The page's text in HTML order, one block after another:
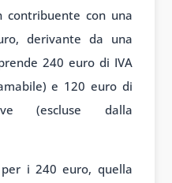
contribuente con una
derivante da una
240 euro di IVA
e 120 euro di
(escluse dalla
i 240 euro, quella